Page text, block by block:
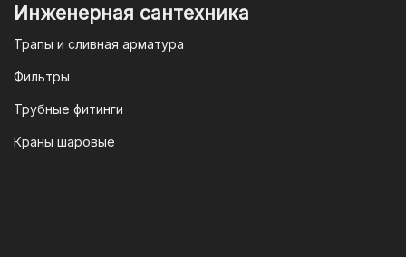
монтажа, необходимо вызывать
специалиста из
ЦЕНТРА на первый запуск
оборудования (пуско-наладочные
Инженерная сантехника
Трапы и сливная арматура
Фильтры
Трубные фитинги
Краны шаровые